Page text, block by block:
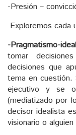
-Presión –
Exploremos cada
-Pragmatismo-
tomar
decisiones que
tema en cuestión.
ejecutivo y se
(mediatizado por
decisor idealista
visionario o